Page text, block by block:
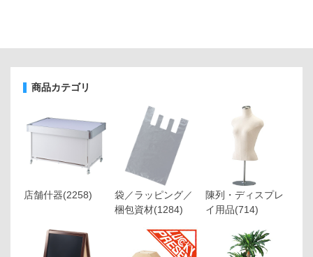
商品カテゴリ
店舗什器(2258)
袋／ラッピング／
梱包資材(1284)
陳列・ディスプレ
イ用品(714)